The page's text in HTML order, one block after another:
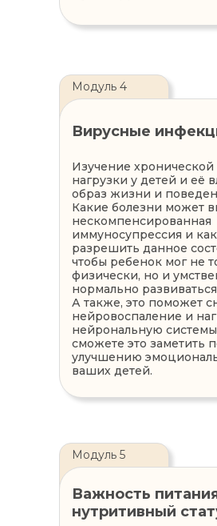
Изучение
нагрузки у детей и её
образ жизни и
Какие болезни может
нескомпенсированная
иммуносупрессия и как
разрешить данное
чтобы ребенок мог не
физически, но и
нормально
А также, это поможет
нейровоспаление и
нейрональную
сможете это заметить
улучшению
ваших детей.
Вирусные
Модуль 4
Важность
нутритивный
Модуль 5